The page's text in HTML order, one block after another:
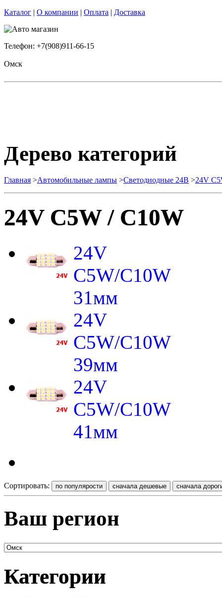
Каталог | О компании | Оплата | Доставка
Телефон: +7(908)911-66-15
Омск
Дерево категорий
Главная >Автомобильные лампы >Cветодиодные 24B >24V
24V C5W / C10W
24V
C5W/C10W
31мм
24V
C5W/C10W
39мм
24V
C5W/C10W
41мм
Сортировать:
Ваш регион
Категории